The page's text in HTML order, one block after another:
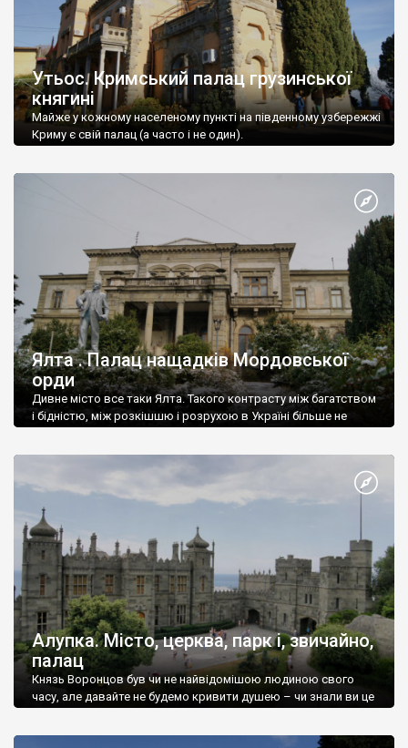
Утьос. Кримський палац грузинської
княгині
Майже у кожному населеному пункті на південному узбережжі
Криму є свій палац (а часто і не один).
Ялта . Палац нащадків Мордовської
орди
Дивне місто все таки Ялта. Такого контрасту між багатством
і бідністю, між розкішшю і розрухою в Україні більше не
Алупка. Місто, церква, парк і, звичайно,
палац
Князь Воронцов був чи не найвідомішою людиною свого
часу, але давайте не будемо кривити душею – чи знали ви це